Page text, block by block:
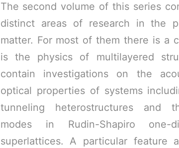
The second volume of this series
distinct areas of research in the
matter. For most of them there is a
is the physics of multilayered
contain investigations on the
optical properties of systems
tunneling heterostructures and
modes in Rudin-Shapiro one-
superlattices. A particular feature